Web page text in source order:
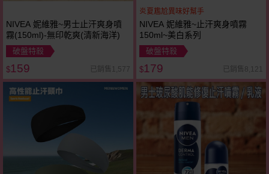
NIVEA 妮維雅~男士止汗爽身噴
霧(150ml)-無印乾爽(清新海洋)
破盤特殺
$159 已銷售1,577
炎夏尷尬異味好幫手
NIVEA 妮維雅~止汗爽身噴霧
150ml~美白系列
破盤特殺
$179 已銷售8,121